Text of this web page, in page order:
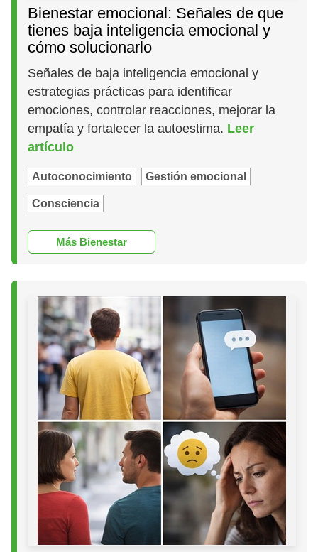
Bienestar emocional: Señales de que
tienes baja inteligencia emocional y
cómo solucionarlo
Señales de baja inteligencia emocional y
estrategias prácticas para identificar
emociones, controlar reacciones, mejorar la
empatía y fortalecer la autoestima. Leer
artículo
Autoconocimiento Gestión emocional
Consciencia
Más Bienestar